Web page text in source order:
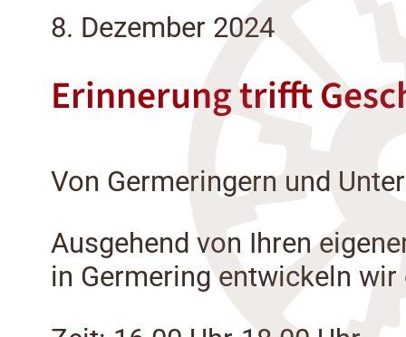
8. Dezember 2024
Erinnerung trifft
Von Germeringern und
Ausgehend von Ihren
in Germering entwickeln